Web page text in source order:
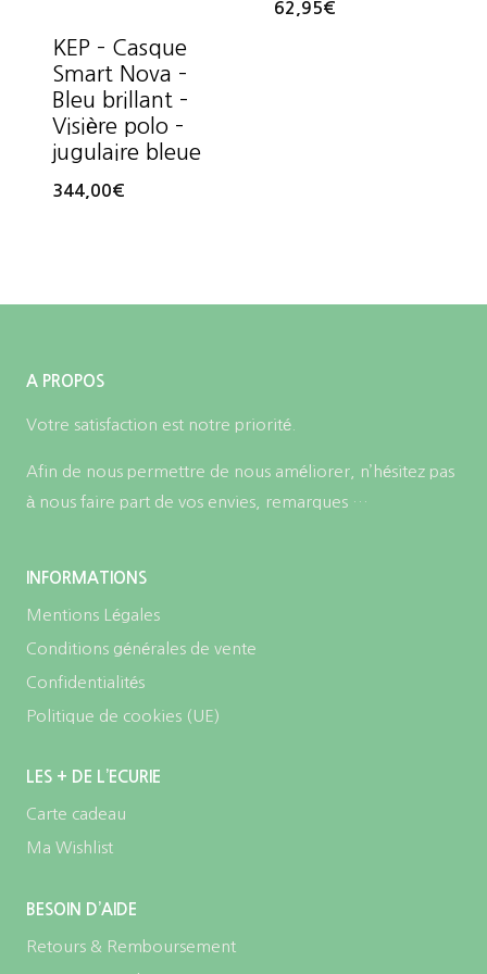
KEP – Casque
Smart Nova –
Bleu brillant –
Visière polo –
jugulaire bleue
344,00€
62,95€
A PROPOS
Votre satisfaction est notre priorité.
Afin de nous permettre de nous améliorer, n’hésitez pas
à nous faire part de vos envies, remarques …
INFORMATIONS
Mentions Légales
Conditions générales de vente
Confidentialités
Politique de cookies (UE)
LES + DE L’ECURIE
Carte cadeau
Ma Wishlist
BESOIN D’AIDE
Retours & Remboursement